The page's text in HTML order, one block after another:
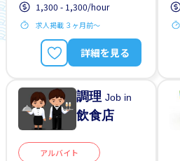
1,300 - 1,300/hour
求人掲載 ３ヶ月前〜
詳細を見る
調理Job in
飲食店
アルバイト